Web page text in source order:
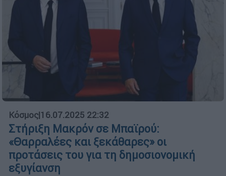
Κόσμος|16.07.2025 22:32
Στήριξη Μακρόν σε Μπαϊρού:
«Θαρραλέες και ξεκάθαρες» οι
προτάσεις του για τη δημοσιονομική
εξυγίανση